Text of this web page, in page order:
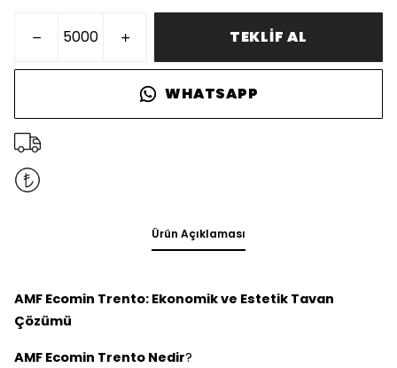
TEKLİF AL
WHATSAPP
Ürün Açıklaması
AMF Ecomin Trento: Ekonomik ve Estetik Tavan
Çözümü
AMF Ecomin Trento Nedir?